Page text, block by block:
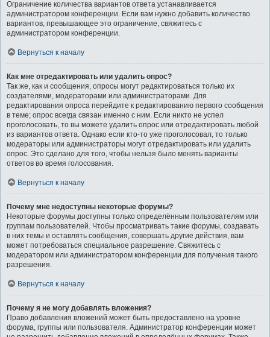
Ограничение количества вариантов ответа устанавливается
администратором конференции. Если вам нужно добавить количество
вариантов, превышающее это ограничение, свяжитесь с
администратором конференции.
Вернуться к началу
Как мне отредактировать или удалить опрос?
Так же, как и сообщения, опросы могут редактироваться только их
создателями, модераторами или администраторами. Для
редактирования опроса перейдите к редактированию первого сообщения
в теме; опрос всегда связан именно с ним. Если никто не успел
проголосовать, то вы можете удалить опрос или отредактировать любой
из вариантов ответа. Однако если кто-то уже проголосовал, то только
модераторы или администраторы могут отредактировать или удалить
опрос. Это сделано для того, чтобы нельзя было менять варианты
ответов во время голосования.
Вернуться к началу
Почему мне недоступны некоторые форумы?
Некоторые форумы доступны только определённым пользователям или
группам пользователей. Чтобы просматривать такие форумы, создавать
в них темы и оставлять сообщения, совершать другие действия, вам
может потребоваться специальное разрешение. Свяжитесь с
модератором или администратором конференции для получения такого
разрешения.
Вернуться к началу
Почему я не могу добавлять вложения?
Право добавления вложений может быть предоставлено на уровне
форума, группы или пользователя. Администратор конференции может